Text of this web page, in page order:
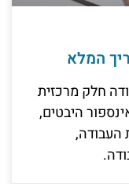
המלא
חלק מרכזית
היבטים,
העבודה,